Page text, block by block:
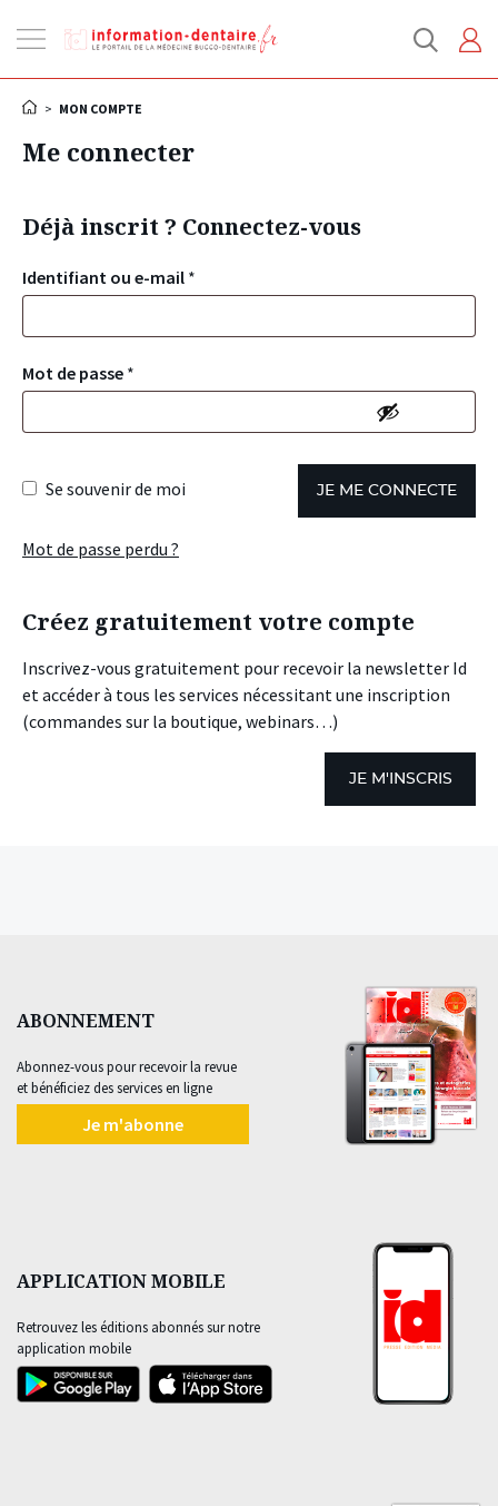
la
> MON COMPTE
Me connecter
Déjà inscrit ? Connectez-vous
Identifiant ou e-mail *
Mot de passe *
Se souvenir de moi JE ME CONNECTE
Mot de passe perdu ?
Créez gratuitement votre compte
Inscrivez-vous gratuitement pour recevoir la newsletter Id
et accéder à tous les services nécessitant une inscription
(commandes sur la boutique, webinars…)
JE M'INSCRIS
ABONNEMENT
Abonnez-vous pour recevoir la revue
et bénéficiez des services en ligne
Je m'abonne
APPLICATION MOBILE
Retrouvez les éditions abonnés sur notre
application mobile